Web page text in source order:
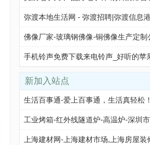
新加入站点
生活百事通-爱上百事通，生活真轻松！